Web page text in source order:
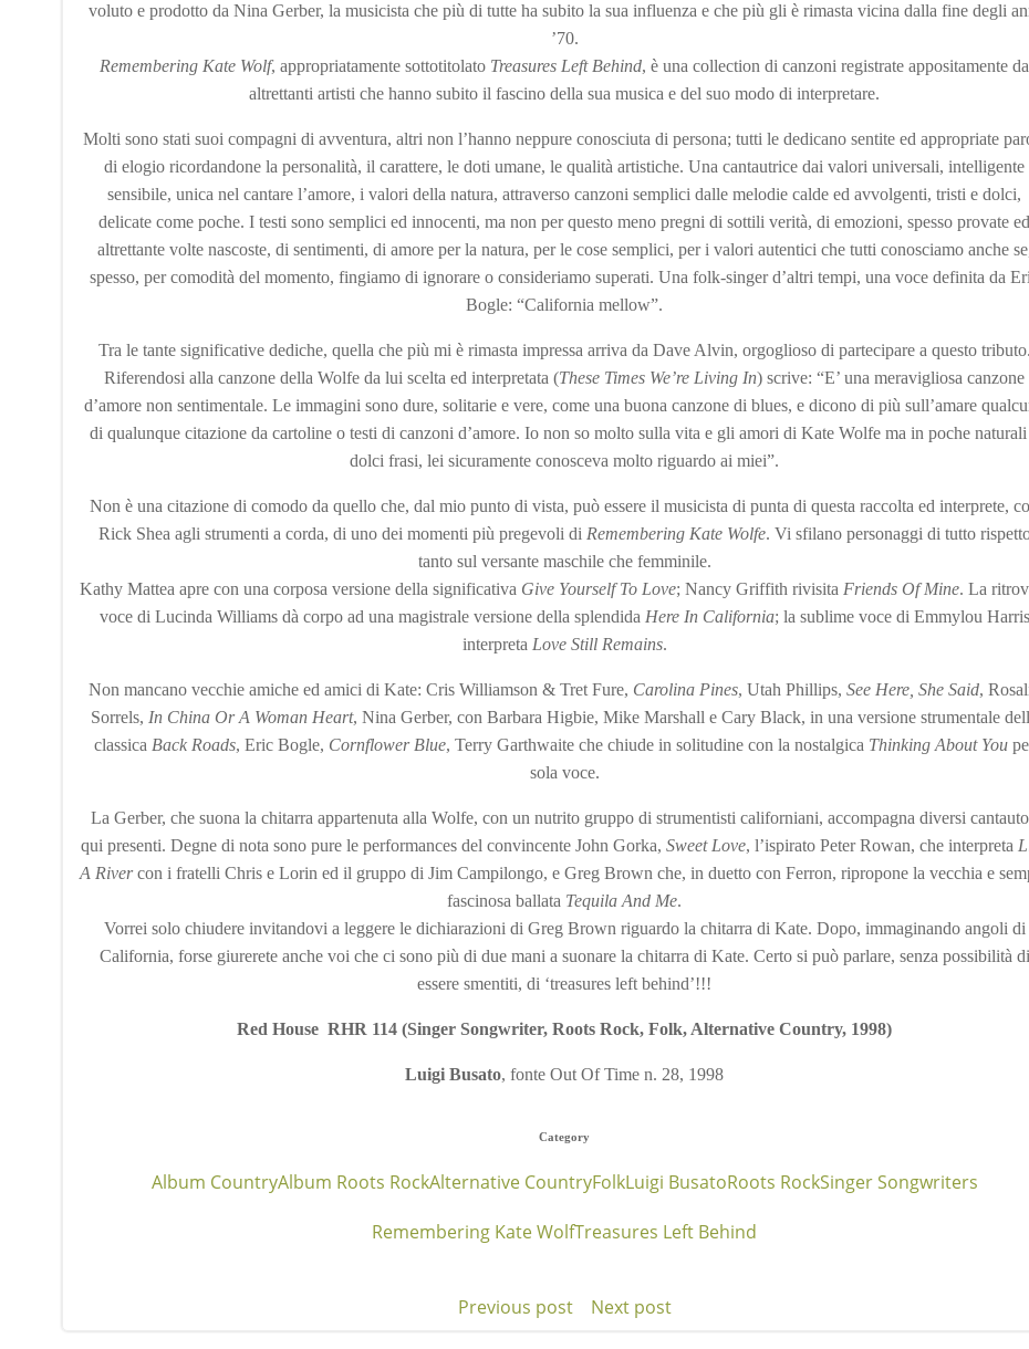
voluto e prodotto da Nina Gerber, la musicista che più di tutte ha subito la sua influenza e che più gli è rimasta vicina dalla fine degli
’70.
Remembering Kate Wolf, appropriatamente sottotitolato Treasures Left Behind, è una collection di canzoni registrate appositamente da
altrettanti artisti che hanno subito il fascino della sua musica e del suo modo di interpretare.
Molti sono stati suoi compagni di avventura, altri non l’hanno neppure conosciuta di persona; tutti le dedicano sentite ed appropriate
di elogio ricordandone la personalità, il carattere, le doti umane, le qualità artistiche. Una cantautrice dai valori universali, intelligente
sensibile, unica nel cantare l’amore, i valori della natura, attraverso canzoni semplici dalle melodie calde ed avvolgenti, tristi e dolci,
delicate come poche. I testi sono semplici ed innocenti, ma non per questo meno pregni di sottili verità, di emozioni, spesso provate ed
altrettante volte nascoste, di sentimenti, di amore per la natura, per le cose semplici, per i valori autentici che tutti conosciamo anche
spesso, per comodità del momento, fingiamo di ignorare o consideriamo superati. Una folk-singer d’altri tempi, una voce definita da
Bogle: “California mellow”.
Tra le tante significative dediche, quella che più mi è rimasta impressa arriva da Dave Alvin, orgoglioso di partecipare a questo tributo.
Riferendosi alla canzone della Wolfe da lui scelta ed interpretata (These Times We’re Living In) scrive: “E’ una meravigliosa canzone
d’amore non sentimentale. Le immagini sono dure, solitarie e vere, come una buona canzone di blues, e dicono di più sull’amare
di qualunque citazione da cartoline o testi di canzoni d’amore. Io non so molto sulla vita e gli amori di Kate Wolfe ma in poche naturali
dolci frasi, lei sicuramente conosceva molto riguardo ai miei”.
Non è una citazione di comodo da quello che, dal mio punto di vista, può essere il musicista di punta di questa raccolta ed interprete,
Rick Shea agli strumenti a corda, di uno dei momenti più pregevoli di Remembering Kate Wolfe. Vi sfilano personaggi di tutto
tanto sul versante maschile che femminile.
Kathy Mattea apre con una corposa versione della significativa Give Yourself To Love; Nancy Griffith rivisita Friends Of Mine. La
voce di Lucinda Williams dà corpo ad una magistrale versione della splendida Here In California; la sublime voce di Emmylou Harris
interpreta Love Still Remains.
Non mancano vecchie amiche ed amici di Kate: Cris Williamson & Tret Fure, Carolina Pines, Utah Phillips,See Here, She Said,
Sorrels, In China Or A Woman Heart, Nina Gerber, con Barbara Higbie, Mike Marshall e Cary Black, in una versione strumentale
classica Back Roads, Eric Bogle, Cornflower Blue, Terry Garthwaite che chiude in solitudine con la nostalgica Thinking About You
sola voce.
La Gerber, che suona la chitarra appartenuta alla Wolfe, con un nutrito gruppo di strumentisti californiani, accompagna diversi
qui presenti. Degne di nota sono pure le performances del convincente John Gorka,Sweet Love, l’ispirato Peter Rowan, che interpreta
A Rivercon i fratelli Chris e Lorin ed il gruppo di Jim Campilongo, e Greg Brown che, in duetto con Ferron, ripropone la vecchia e
fascinosa ballata Tequila And Me.
Vorrei solo chiudere invitandovi a leggere le dichiarazioni di Greg Brown riguardo la chitarra di Kate. Dopo, immaginando angoli di
California, forse giurerete anche voi che ci sono più di due mani a suonare la chitarra di Kate. Certo si può parlare, senza possibilità di
essere smentiti, di ‘treasures left behind’!!!
Red House RHR 114 (Singer Songwriter, Roots Rock, Folk, Alternative Country, 1998)
Luigi Busato, fonte Out Of Time n. 28, 1998
Category
Album CountryAlbum Roots RockAlternative CountryFolkLuigi BusatoRoots RockSinger Songwriters
Remembering Kate WolfTreasures Left Behind
Post
Previous post
Post
Next post